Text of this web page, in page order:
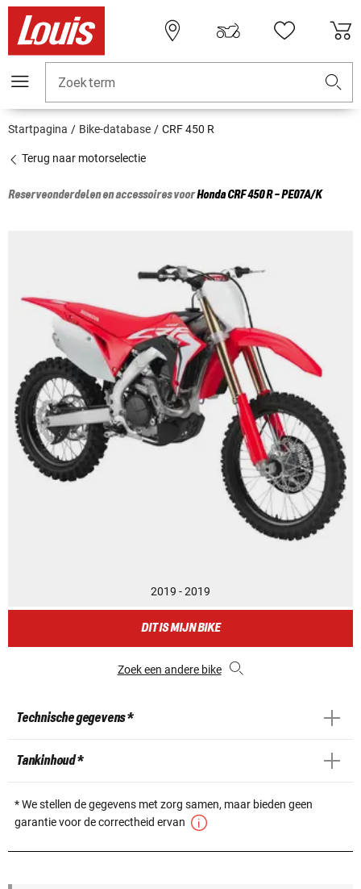
Zoekterm
Startpagina Bike-database CRF 450 R
Terug naar motorselectie
Reserveonderdelen en accessoires voorHondaCRF 450 R - PE07A/K
2019 - 2019
DIT IS MIJN BIKE
Zoek een andere bike
Technische gegevens *
Tankinhoud *
* We stellen de gegevens met zorg samen, maar bieden geen
garantie voor de correctheid ervan